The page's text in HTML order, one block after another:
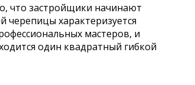
что застройщики начинают
черепицы характеризуется
мастеров, и
один квадратный гибкой